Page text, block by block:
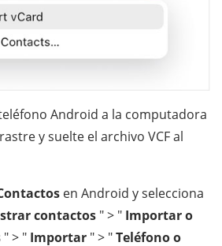
Android a la computadora
y suelte el archivo VCF al
en Android y selecciona
contactos " > " Importar o
" > " Importar " > "Teléfono o